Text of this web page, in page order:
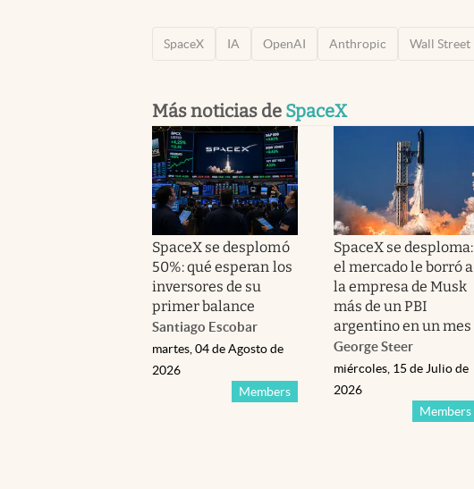
SpaceX IA OpenAI Anthropic Wall Street
Más noticias de SpaceX
SpaceX se desplomó
50%: qué esperan los
inversores de su
primer balance
Santiago Escobar
Members
martes, 04 de Agosto de
2026
SpaceX se desploma:
el mercado le borró a
la empresa de Musk
más de un PBI
argentino en un mes
George Steer
Members
miércoles, 15 de Julio de
2026